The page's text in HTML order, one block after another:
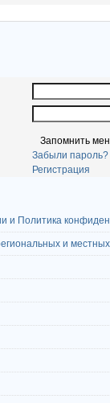
Запомнить
Забыли пароль?
Регистрация
и Политика
и